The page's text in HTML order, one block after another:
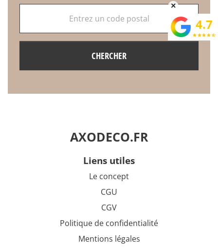
CHERCHER
AXODECO.FR
liens utiles
Le concept
CGU
CGV
Politique de confidentialité
Mentions légales
×
4.7
star starstar star star_half